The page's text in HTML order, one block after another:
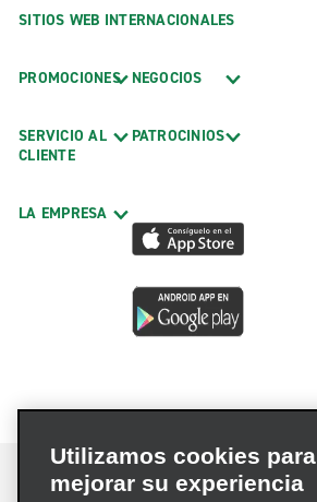
SITIOS WEB INTERNACIONALES
PROMOCIONES
SERVICIO AL
CLIENTE
LA EMPRESA
NEGOCIOS
PATROCINIOS
Utilizamos cookies para
mejorar su experiencia